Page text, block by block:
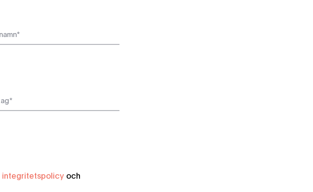
integritetspolicy och